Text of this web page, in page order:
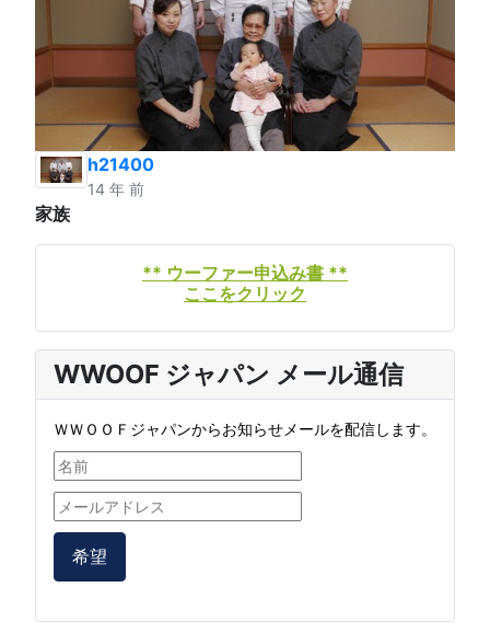
h21400
14 年 前
家族
** ウーファー申込み書 **
ここをクリック
WWOOF ジャパン メール通信
ＷＷＯＯＦジャパンからお知らせメールを配信します。
希望